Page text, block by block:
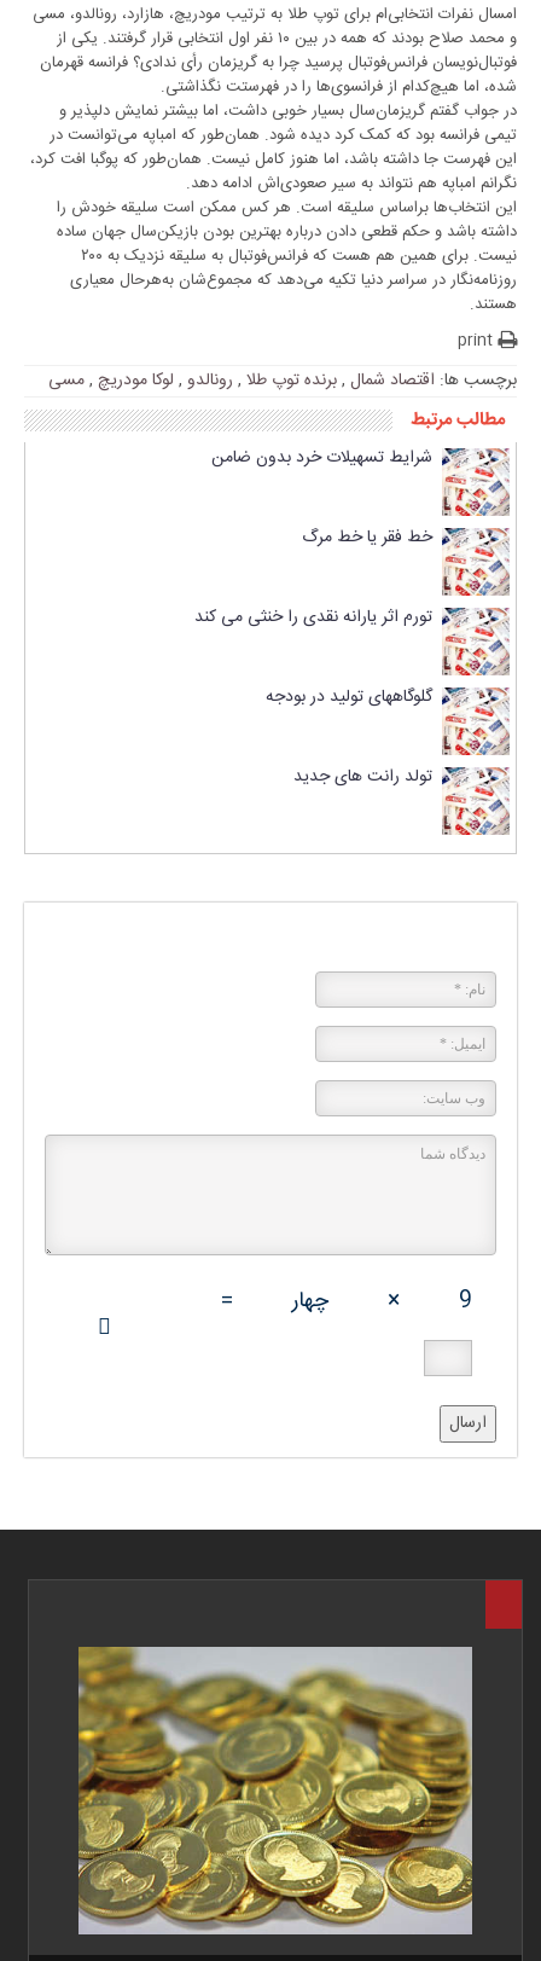
امسال نفرات انتخابی‌ام برای توپ طلا به ترتیب مودریچ، هازارد، رونالدو، مسی
و محمد ‏صلاح بودند که همه در بین ١٠ نفر اول انتخابی قرار گرفتند. یکی از
فوتبال‌نویسان ‏فرانس‌فوتبال پرسید چرا به گریزمان رأی ندادی؟ فرانسه قهرمان
شده، اما هیچ‌کدام از ‏فرانسوی‌ها را در فهرستت نگذاشتی.
در جواب گفتم گریزمان‌سال بسیار خوبی داشت، اما ‏بیشتر نمایش دلپذیر و
تیمی فرانسه بود که کمک کرد دیده شود. همان‌طور که امباپه می‌توانست ‏در
این فهرست جا داشته باشد، اما هنوز کامل نیست. همان‌طور که پوگبا افت کرد،
نگرانم ‏امباپه هم نتواند به سیر صعودی‌اش ادامه دهد.
این انتخاب‌ها براساس سلیقه است. هر کس ممکن است سلیقه خودش را
داشته باشد و حکم ‏قطعی دادن درباره بهترین بودن بازیکن‌سال جهان ساده
نیست. برای همین هم هست که ‏فرانس‌فوتبال به سلیقه نزدیک به ٢٠٠
روزنامه‌نگار در سراسر دنیا تکیه می‌دهد که ‏مجموع‌شان به‌هرحال معیاری
هستند. ‏
print
برچسب ها: اقتصاد شمال ,برنده توپ طلا , رونالدو , لوکا مودریچ ,مسی
مطالب مرتبط
شرایط تسهیلات خرد بدون ضامن
خط فقر یا خط مرگ
تورم اثر یارانه نقدی را خنثی می کند
گلوگاههای تولید در بودجه
تولد رانت های جدید
9
× چهار =
ارسال